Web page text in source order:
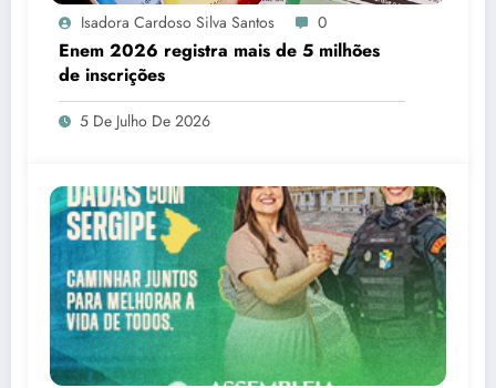
Isadora Cardoso Silva Santos 0
Enem 2026 registra mais de 5 milhões
de inscrições
5 De Julho De 2026